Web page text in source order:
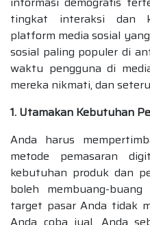
tingkat interaksi dan
platform media sosial
sosial paling populer di
waktu pengguna di
mereka nikmati, dan
1. Utamakan Kebutuhan
Anda harus
metode pemasaran
kebutuhan produk dan
boleh membuang-
target pasar Anda tidak